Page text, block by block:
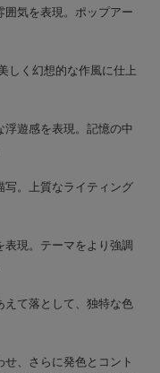
囲気を表現。ポップアー
しく幻想的な作風に仕上
浮遊感を表現。記憶の中
写。上質なライティング
現。テーマをより強調
えて落として、独特な色
、さらに発色とコント